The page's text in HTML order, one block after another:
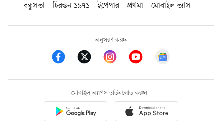
বন্ধুসভা
চিরন্তন ১৯৭১ ইপেপার প্রথমা মোবাইল ভ্যাস
অনুসরণ করুন
মোবাইল অ্যাপস ডাউনলোড করুন